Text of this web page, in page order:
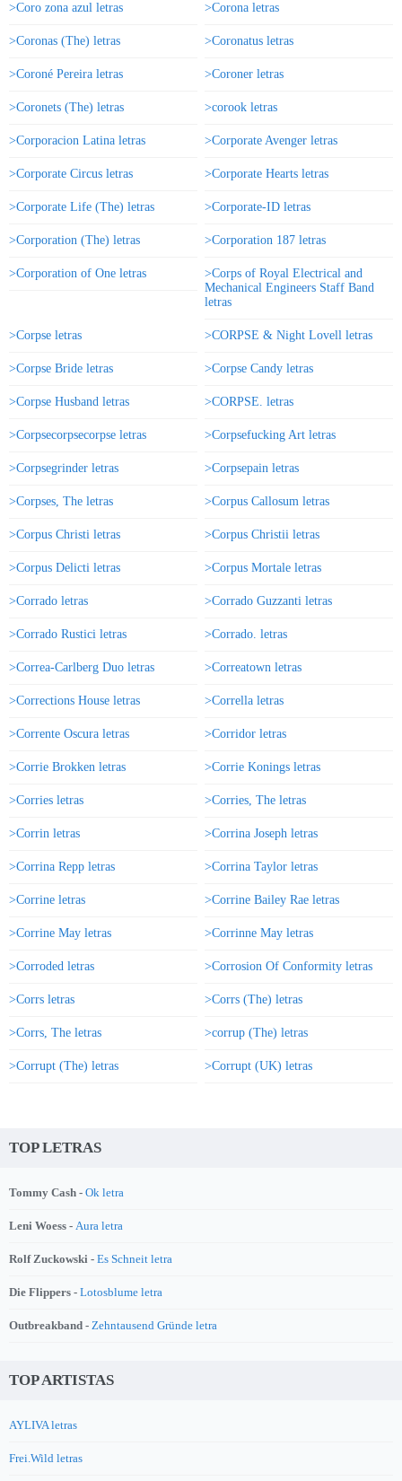
>Coro zona azul letras >Corona letras
>Coronas (The) letras >Coronatus letras
>Coroné Pereira letras >Coroner letras
>Coronets (The) letras >corook letras
>Corporacion Latina letras >Corporate Avenger letras
>Corporate Circus letras >Corporate Hearts letras
>Corporate Life (The) letras >Corporate-ID letras
>Corporation (The) letras >Corporation 187 letras
>Corporation of One letras
>Corps of Royal Electrical and
Mechanical Engineers Staff Band
letras
>Corpse letras >CORPSE & Night Lovell letras
>Corpse Bride letras >Corpse Candy letras
>Corpse Husband letras >CORPSE. letras
>Corpsecorpsecorpse letras >Corpsefucking Art letras
>Corpsegrinder letras >Corpsepain letras
>Corpses, The letras >Corpus Callosum letras
>Corpus Christi letras >Corpus Christii letras
>Corpus Delicti letras >Corpus Mortale letras
>Corrado letras >Corrado Guzzanti letras
>Corrado Rustici letras >Corrado. letras
>Correa-Carlberg Duo letras >Correatown letras
>Corrections House letras >Corrella letras
>Corrente Oscura letras >Corridor letras
>Corrie Brokken letras >Corrie Konings letras
>Corries letras >Corries, The letras
>Corrin letras >Corrina Joseph letras
>Corrina Repp letras >Corrina Taylor letras
>Corrine letras >Corrine Bailey Rae letras
>Corrine May letras >Corrinne May letras
>Corroded letras >Corrosion Of Conformity letras
>Corrs letras >Corrs (The) letras
>Corrs, The letras >corrup (The) letras
>Corrupt (The) letras >Corrupt (UK) letras
TOP LETRAS
Tommy Cash - Ok letra
Leni Woess - Aura letra
Rolf Zuckowski - Es Schneit letra
Die Flippers - Lotosblume letra
Outbreakband - Zehntausend Gründe letra
TOP ARTISTAS
AYLIVA letras
Frei.Wild letras